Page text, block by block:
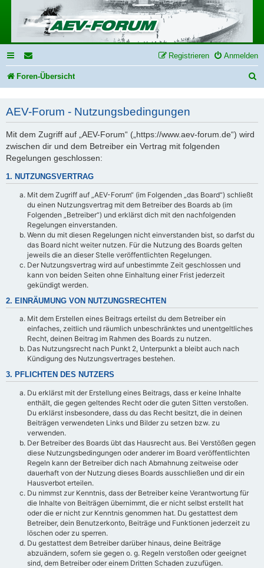
Anmelden
Registrieren
Foren-Übersicht
AEV-Forum - Nutzungsbedingungen
Mit dem Zugriff auf „AEV-Forum“ („https://www.aev-forum.de“) wird
zwischen dir und dem Betreiber ein Vertrag mit folgenden
Regelungen geschlossen:
1. NUTZUNGSVERTRAG
Mit dem Zugriff auf „AEV-Forum“ (im Folgenden „das Board“) schließt
du einen Nutzungsvertrag mit dem Betreiber des Boards ab (im
Folgenden „Betreiber“) und erklärst dich mit den nachfolgenden
Regelungen einverstanden.
Wenn du mit diesen Regelungen nicht einverstanden bist, so darfst du
das Board nicht weiter nutzen. Für die Nutzung des Boards gelten
jeweils die an dieser Stelle veröffentlichten Regelungen.
Der Nutzungsvertrag wird auf unbestimmte Zeit geschlossen und
kann von beiden Seiten ohne Einhaltung einer Frist jederzeit
gekündigt werden.
2. EINRÄUMUNG VON NUTZUNGSRECHTEN
Mit dem Erstellen eines Beitrags erteilst du dem Betreiber ein
einfaches, zeitlich und räumlich unbeschränktes und unentgeltliches
Recht, deinen Beitrag im Rahmen des Boards zu nutzen.
Das Nutzungsrecht nach Punkt 2, Unterpunkt a bleibt auch nach
Kündigung des Nutzungsvertrages bestehen.
3. PFLICHTEN DES NUTZERS
Du erklärst mit der Erstellung eines Beitrags, dass er keine Inhalte
enthält, die gegen geltendes Recht oder die guten Sitten verstoßen.
Du erklärst insbesondere, dass du das Recht besitzt, die in deinen
Beiträgen verwendeten Links und Bilder zu setzen bzw. zu
verwenden.
Der Betreiber des Boards übt das Hausrecht aus. Bei Verstößen gegen
diese Nutzungsbedingungen oder anderer im Board veröffentlichten
Regeln kann der Betreiber dich nach Abmahnung zeitweise oder
dauerhaft von der Nutzung dieses Boards ausschließen und dir ein
Hausverbot erteilen.
Du nimmst zur Kenntnis, dass der Betreiber keine Verantwortung für
die Inhalte von Beiträgen übernimmt, die er nicht selbst erstellt hat
oder die er nicht zur Kenntnis genommen hat. Du gestattest dem
Betreiber, dein Benutzerkonto, Beiträge und Funktionen jederzeit zu
löschen oder zu sperren.
Du gestattest dem Betreiber darüber hinaus, deine Beiträge
abzuändern, sofern sie gegen o. g. Regeln verstoßen oder geeignet
sind, dem Betreiber oder einem Dritten Schaden zuzufügen.